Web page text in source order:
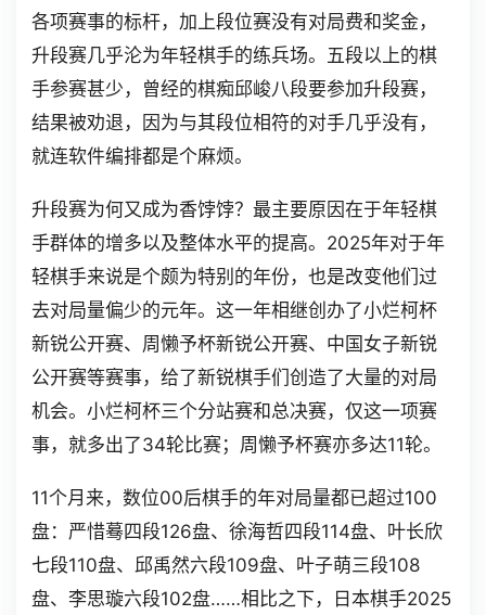
各项赛事的标杆，加上段位赛没有对局费和奖金，
升段赛几乎沦为年轻棋手的练兵场。五段以上的棋
手参赛甚少，曾经的棋痴邱峻八段要参加升段赛，
结果被劝退，因为与其段位相符的对手几乎没有，
就连软件编排都是个麻烦。
升段赛为何又成为香饽饽？最主要原因在于年轻棋
手群体的增多以及整体水平的提高。2025年对于年
轻棋手来说是个颇为特别的年份，也是改变他们过
去对局量偏少的元年。这一年相继创办了小烂柯杯
新锐公开赛、周懒予杯新锐公开赛、中国女子新锐
公开赛等赛事，给了新锐棋手们创造了大量的对局
机会。小烂柯杯三个分站赛和总决赛，仅这一项赛
事，就多出了34轮比赛；周懒予杯赛亦多达11轮。
11个月来，数位00后棋手的年对局量都已超过100
盘：严惜蓦四段126盘、徐海哲四段114盘、叶长欣
七段110盘、邱禹然六段109盘、叶子萌三段108
盘、李思璇六段102盘……相比之下，日本棋手2025